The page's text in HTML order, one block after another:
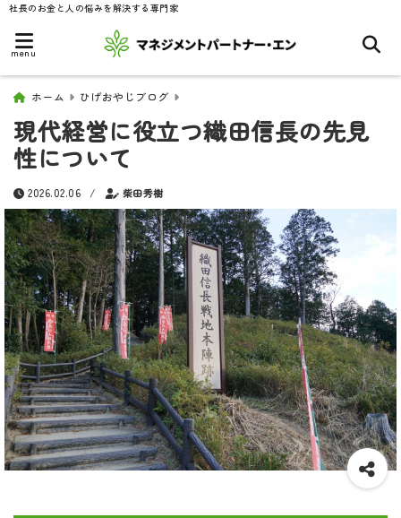
社長のお金と人の悩みを解決する専門家
menu
ホーム ひげおやじブログ
現代経営に役立つ織田信長の先見
性について
2026.02.06 / 柴田秀樹